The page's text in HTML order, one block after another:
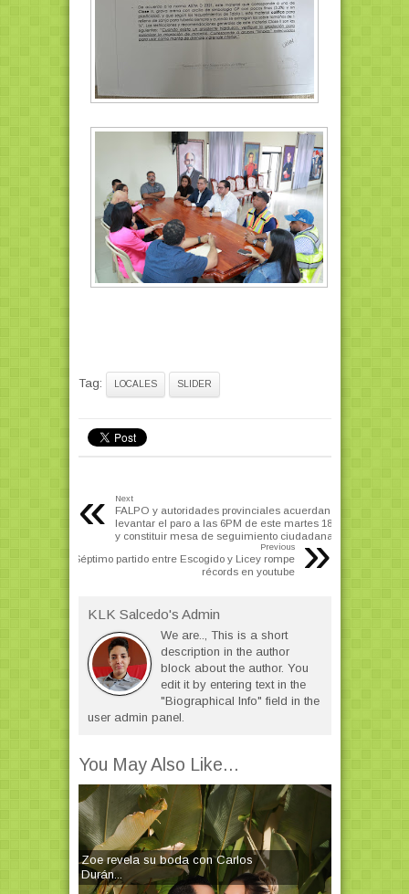
Tag: LOCALES SLIDER
« Next
FALPO y autoridades provinciales acuerdan
levantar el paro a las 6PM de este martes 18
y constituir mesa de seguimiento ciudadana
»
Previous
Séptimo partido entre Escogido y Licey rompe
récords en youtube
KLK Salcedo's Admin
We are.., This is a short
description in the author
block about the author. You
edit it by entering text in the
"Biographical Info" field in the
user admin panel.
You May Also Like...
Zoe revela su boda con Carlos
Durán...